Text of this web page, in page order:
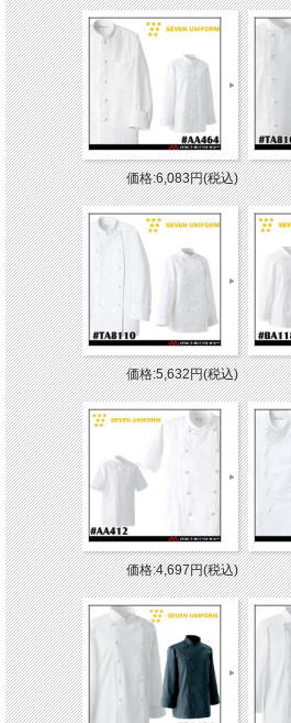
価格:6,083円(税込)
価格:5,632円(税込)
価格:4,697円(税込)